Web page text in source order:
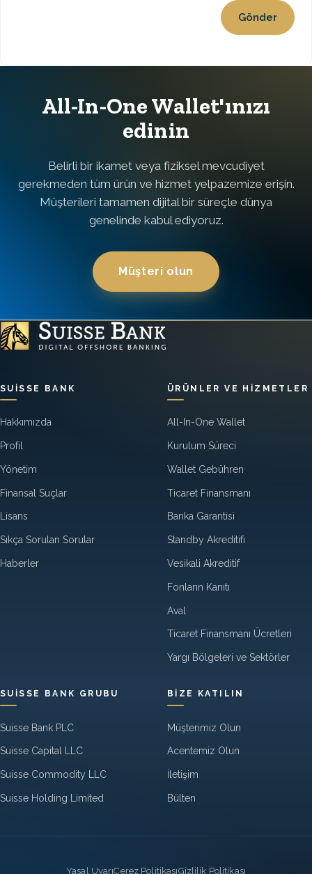
All-In-One Wallet'ınızı
edinin
Belirli bir ikamet veya fiziksel mevcudiyet
gerekmeden tüm ürün ve hizmet yelpazemize erişin.
Müşterileri tamamen dijital bir süreçle dünya
genelinde kabul ediyoruz.
Müşteri olun
SUISSE BANK
Hakkımızda
Profil
Yönetim
Finansal Suçlar
Lisans
Sıkça Sorulan Sorular
Haberler
ÜRÜNLER VE HIZMETLER
All-In-One Wallet
Kurulum Süreci
Wallet Gebühren
Ticaret Finansmanı
Banka Garantisi
Standby Akreditifi
Vesikali Akreditif
Fonların Kanıtı
Aval
Ticaret Finansmanı Ücretleri
Yargı Bölgeleri ve Sektörler
SUISSE BANK GRUBU
Suisse Bank PLC
Suisse Capital LLC
Suisse Commodity LLC
Suisse Holding Limited
BIZE KATILIN
Müşterimiz Olun
Acentemiz Olun
İletişim
Bülten
Yasal UyarıÇerez PolitikasıGizlilik Politikası